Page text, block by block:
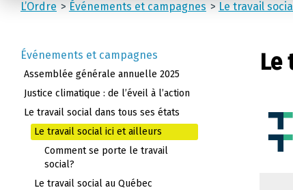
L’Ordre Événements et campagnes Le travail
Le
Événements et campagnes
Assemblée générale annuelle 2025
Justice climatique : de l’éveil à l’action
Le travail social dans tous ses états
Le travail social ici et ailleurs
Comment se porte le travail
social?
Le travail social au Québec